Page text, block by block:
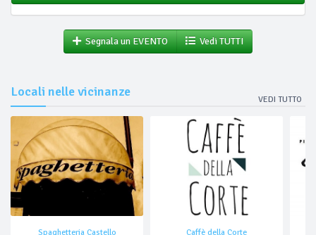
Segnala un EVENTO Vedi TUTTI
Locali nelle vicinanze
VEDI TUTTO
Spaghetteria Castello
Caffè della Corte